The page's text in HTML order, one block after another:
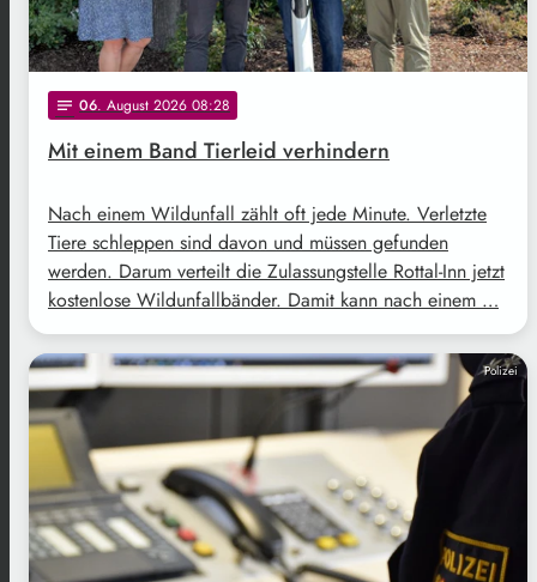
notes 06. August 2026 08:28
Mit einem Band Tierleid verhindern
Nach einem Wildunfall zählt oft jede Minute. Verletzte
Tiere schleppen sind davon und müssen gefunden
werden. Darum verteilt die Zulassungstelle Rottal-Inn jetzt
kostenlose Wildunfallbänder. Damit kann nach einem …
Polizei